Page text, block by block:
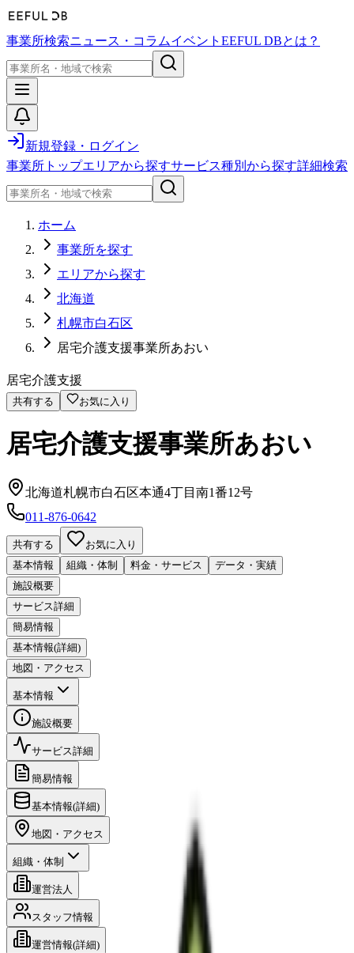
事業所検索ニュース・コラムイベント EEFUL DBとは？
新規登録・ログイン
事業所トップエリアから探すサービス種別から探す詳細検索
ホーム
事業所を探す
エリアから探す
北海道
札幌市白石区
居宅介護支援事業所あおい
居宅介護支援
共有する お気に入り
居宅介護支援事業所あおい
北海道札幌市白石区本通4丁目南1番12号
011-876-0642
共有する
お気に入り
基本情報
組織・体制 料金・サービス
データ・実績
施設概要
サービス詳細
簡易情報
基本情報(詳細)
地図・アクセス
基本情報
施設概要
サービス詳細
簡易情報
基本情報(詳細)
地図・アクセス
組織・体制
運営法人
スタッフ情報
運営情報(詳細)